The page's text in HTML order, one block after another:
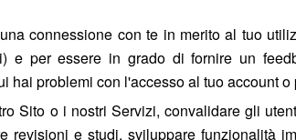
connessione con te in merito al tuo
e per essere in grado di fornire un
hai problemi con l'accesso al tuo account
Sito o i nostri Servizi, convalidare gli
revisioni e studi, sviluppare funzionalità